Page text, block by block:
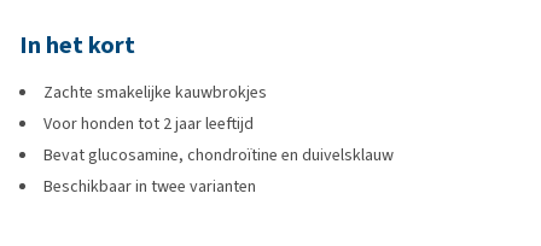
In het kort
Zachte smakelijke kauwbrokjes
Voor honden tot 2 jaar leeftijd
Bevat glucosamine, chondroïtine en duivelsklauw
Beschikbaar in twee varianten